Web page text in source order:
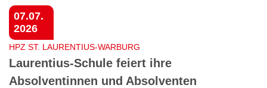
07.07.
2026
HPZ ST. LAURENTIUS-WARBURG
Laurentius-Schule feiert ihre
Absolventinnen und Absolventen